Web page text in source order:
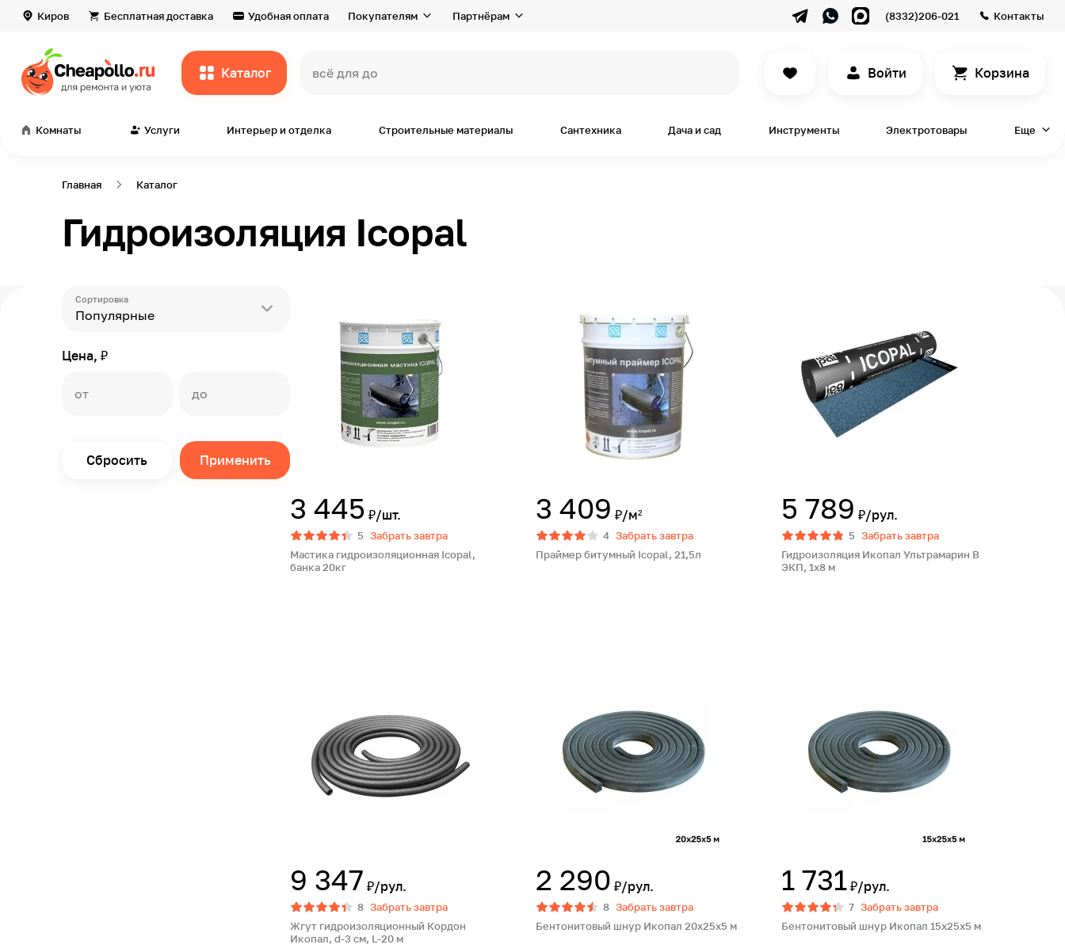
Киров Бесплатная доставка Удобная оплата Покупателям Партнёрам (8332)206-021 Контакты
Каталог всё для дома и ре Войти Корзина
Комнаты Услуги Интерьер и отделка Строительные материалы Сантехника Дача и сад Инструменты Электротовары Еще
Главная Каталог
Гидроизоляция Icopal
Сортировка
Популярные
Цена, ₽
Сбросить Применить
3 445 ₽/шт.
5 Забрать завтра
Мастика гидроизоляционная Icopal,
банка 20кг
3 409 ₽/м²
4 Забрать завтра
Праймер битумный Icopal, 21,5л
5 789 ₽/рул.
5 Забрать завтра
Гидроизоляция Икопал Ультрамарин В
ЭКП, 1х8 м
9 347 ₽/рул.
8 Забрать завтра
Жгут гидроизоляционный Кордон
Икопал, d-3 см, L-20 м
2 290 ₽/рул.
8 Забрать завтра
Бентонитовый шнур Икопал 20x25x5 м
1 731 ₽/рул.
7 Забрать завтра
Бентонитовый шнур Икопал 15x25x5 м